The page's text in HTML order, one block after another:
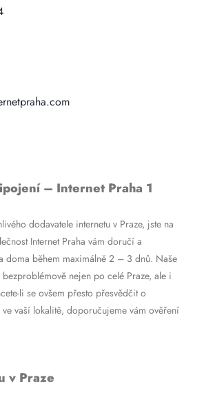
– Internet Praha 1
dodavatele internetu v Praze, jste na
Internet Praha vám doručí a
doma během maximálně 2 – 3 dnů. Naše
nejen po celé Praze, ale i
li se ovšem přesto přesvědčit o
vaší lokalitě, doporučujeme vám ověření
v Praze